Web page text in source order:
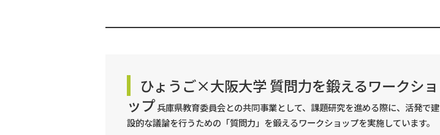
ひょうご×大阪大学 質問力を鍛えるワークショ
ップ兵庫県教育委員会との共同事業として、課題研究を進める際に、活発で建
設的な議論を行うための「質問力」を鍛えるワークショップを実施しています。